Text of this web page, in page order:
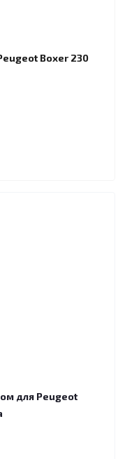
Boxer 230
для Peugeot